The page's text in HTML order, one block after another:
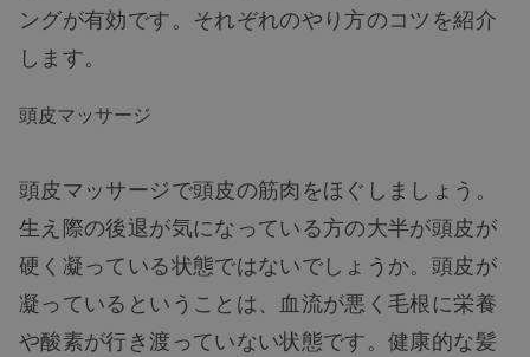
ングが有効です。それぞれのやり方のコツを紹介
します。
頭皮マッサージ
頭皮マッサージで頭皮の筋肉をほぐしましょう。
生え際の後退が気になっている方の大半が頭皮が
硬く凝っている状態ではないでしょうか。頭皮が
凝っているということは、血流が悪く毛根に栄養
や酸素が行き渡っていない状態です。健康的な髪